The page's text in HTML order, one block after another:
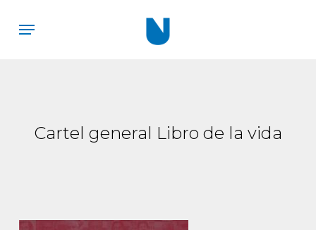
Menu
Cartel general Libro de la vida